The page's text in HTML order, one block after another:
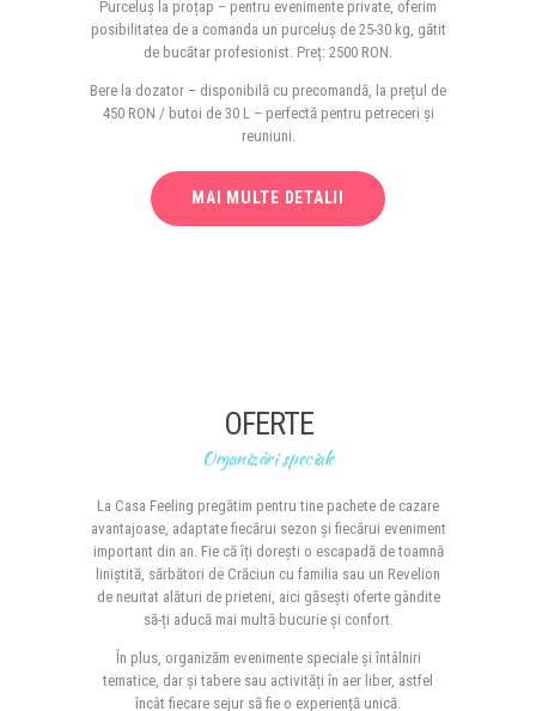
Purceluș la proțap – pentru evenimente private, oferim
posibilitatea de a comanda un purceluș de 25-30 kg, gătit
de bucătar profesionist. Preț: 2500 RON.
Bere la dozator – disponibilă cu precomandă, la prețul de
450 RON / butoi de 30 L – perfectă pentru petreceri și
reuniuni.
MAI MULTE DETALII
OFERTE
Organizări speciale
La Casa Feeling pregătim pentru tine pachete de cazare
avantajoase, adaptate fiecărui sezon și fiecărui eveniment
important din an. Fie că îți dorești o escapadă de toamnă
liniștită, sărbători de Crăciun cu familia sau un Revelion
de neuitat alături de prieteni, aici găsești oferte gândite
să-ți aducă mai multă bucurie și confort.
În plus, organizăm evenimente speciale și întâlniri
tematice, dar și tabere sau activități în aer liber, astfel
încât fiecare sejur să fie o experiență unică.